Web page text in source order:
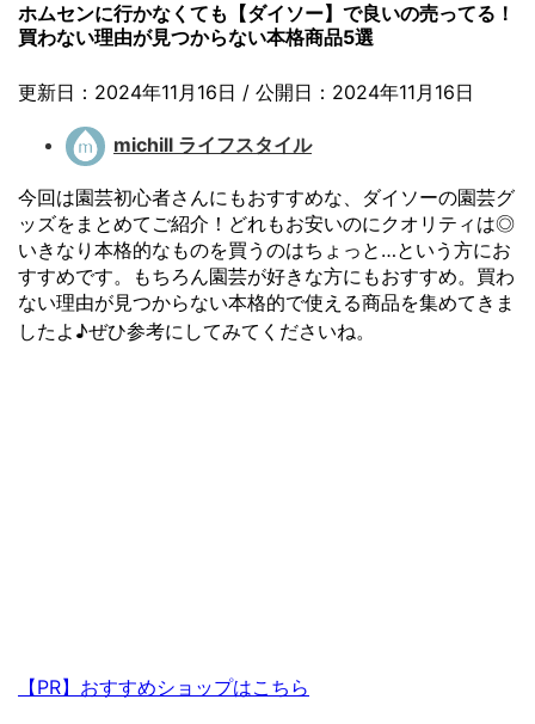
ホムセンに行かなくても【ダイソー】で良いの売ってる！
買わない理由が見つからない本格商品5選
更新日：2024年11月16日 / 公開日：2024年11月16日
michill ライフスタイル
今回は園芸初心者さんにもおすすめな、ダイソーの園芸グ
ッズをまとめてご紹介！どれもお安いのにクオリティは◎
いきなり本格的なものを買うのはちょっと…という方にお
すすめです。もちろん園芸が好きな方にもおすすめ。買わ
ない理由が見つからない本格的で使える商品を集めてきま
したよ♪ぜひ参考にしてみてくださいね。
【PR】おすすめショップはこちら